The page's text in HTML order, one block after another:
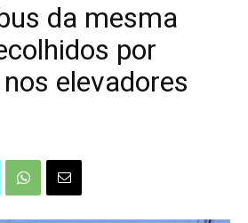
da mesma
por
elevadores